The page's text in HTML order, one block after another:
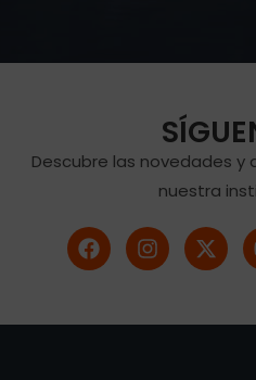
Descubre las novedades y
nuestra